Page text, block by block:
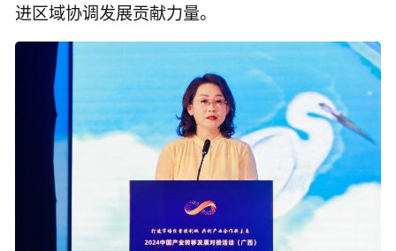
进区域协调发展贡献力量。